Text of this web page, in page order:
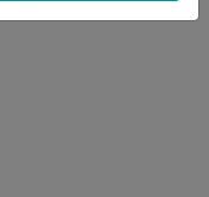
nicht.
unserer